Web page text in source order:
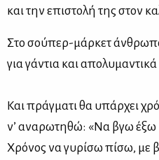
και την επιστολή της στον
Στο σούπερ-μάρκετ
για γάντια και απολυμαντικά
Και πράγματι θα υπάρχει
ν’ αναρωτηθώ: «Να βγω έξω
Χρόνος να γυρίσω πίσω, με